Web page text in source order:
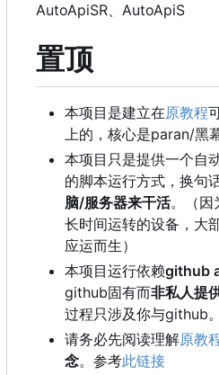
AutoApiSR、AutoApiS
置顶
本项目是建立在原教程
上的，核心是paran/黑
本项目只是提供一个自
的脚本运行方式，换句
脑/服务器来干活。（因
长时间运转的设备，大
应运而生）
本项目运行依赖github
github固有而非私人提
过程只涉及你与github。
请务必先阅读理解原教
念。参考此链接